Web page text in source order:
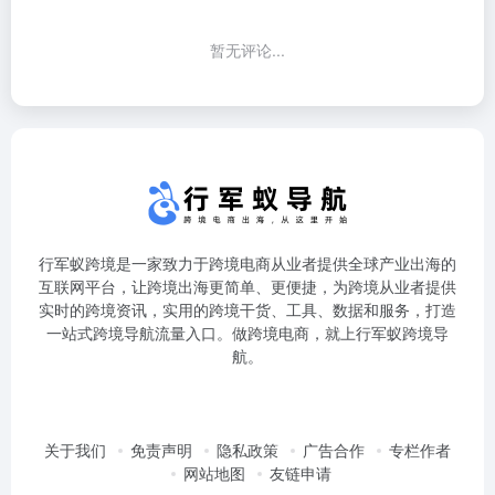
暂无评论...
行军蚁跨境是一家致力于跨境电商从业者提供全球产业出海的
互联网平台，让跨境出海更简单、更便捷，为跨境从业者提供
实时的跨境资讯，实用的跨境干货、工具、数据和服务，打造
一站式跨境导航流量入口。做跨境电商，就上行军蚁跨境导
航。
关于我们 免责声明 隐私政策 广告合作
专栏作者
网站地图
友链申请